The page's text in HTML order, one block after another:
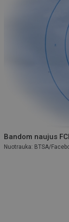
Bandom naujus
Nuotrauka: BTSA/